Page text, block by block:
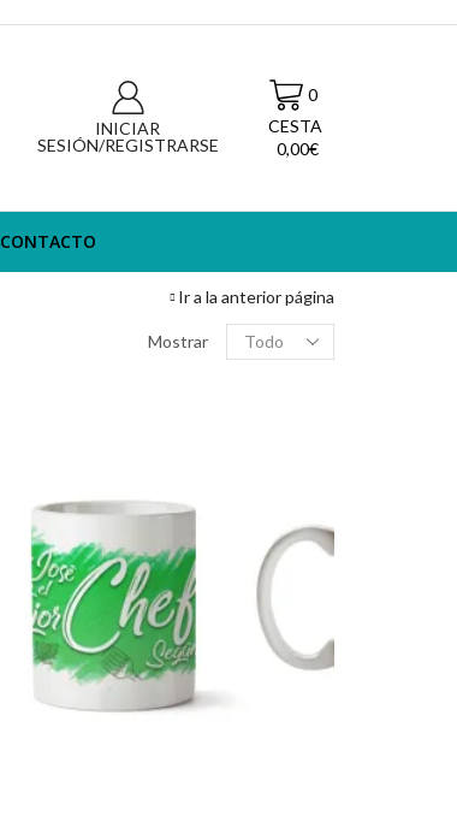
INICIAR
SESIÓN/REGISTRARSE
0
CESTA
0,00€
CONTACTO
Ir a la anterior página
Mostrar
Filas
por